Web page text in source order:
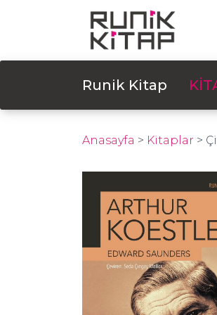
Runik Kitap
Anasayfa > Kitaplar >